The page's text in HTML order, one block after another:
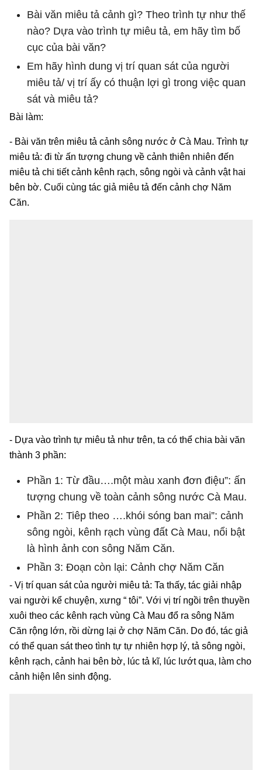
Bài văn miêu tả cảnh gì? Theo trình tự như thế
nào? Dựa vào trình tự miêu tả, em hãy tìm bố
cục của bài văn?
Em hãy hình dung vị trí quan sát của người
miêu tả/ vị trí ấy có thuận lợi gì trong việc quan
sát và miêu tả?
Bài làm:
- Bài văn trên miêu tả cảnh sông nước ở Cà Mau. Trình tự
miêu tả: đi từ ấn tượng chung về cảnh thiên nhiên đến
miêu tả chi tiết cảnh kênh rạch, sông ngòi và cảnh vật hai
bên bờ. Cuối cùng tác giả miêu tả đến cảnh chợ Năm
Căn.
- Dựa vào trình tự miêu tả như trên, ta có thể chia bài văn
thành 3 phần:
Phần 1: Từ đầu….một màu xanh đơn điệu”: ấn
tượng chung về toàn cảnh sông nước Cà Mau.
Phần 2: Tiêp theo ….khói sóng ban mai”: cảnh
sông ngòi, kênh rạch vùng đất Cà Mau, nổi bật
là hình ảnh con sông Năm Căn.
Phần 3: Đoạn còn lại: Cảnh chợ Năm Căn
- Vị trí quan sát của người miêu tả: Ta thấy, tác giải nhập
vai người kể chuyện, xưng “ tôi”. Với vị trí ngồi trên thuyền
xuôi theo các kênh rạch vùng Cà Mau đổ ra sông Năm
Căn rộng lớn, rồi dừng lại ở chợ Năm Căn. Do đó, tác giả
có thể quan sát theo tình tự tự nhiên hợp lý, tả sông ngòi,
kênh rạch, cảnh hai bên bờ, lúc tả kĩ, lúc lướt qua, làm cho
cảnh hiện lên sinh động.